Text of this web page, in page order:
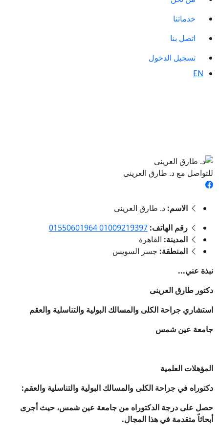
خدماتنا
اتصل بنا
تسجيل الدخول
EN
للتواصل مع د. طارق العرينى
الاسم: د. طارق العرينى
رقم الهاتف: 01009219397 01550601964
المدينة: القاهرة
المنطقة: جسر السويس
نبذة عني...
دكتور طارق العرينى
استشاري جراحة الكلى والمسالك البولية والتناسلية والعقم
جامعة عين شمس
المؤهلات العلمية
دكتوراه في جراحة الكلى والمسالك البولية والتناسلية والعقم:
حصل على درجة الدكتوراه من جامعة عين شمس، حيث أجرى
أبحاثاً متقدمة في هذا المجال.